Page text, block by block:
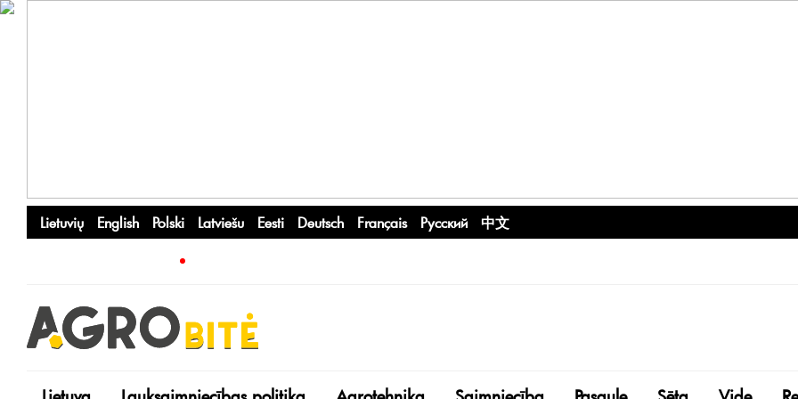
Lietuvių English Polski Latviešu Eesti Deutsch Français Русский 中文